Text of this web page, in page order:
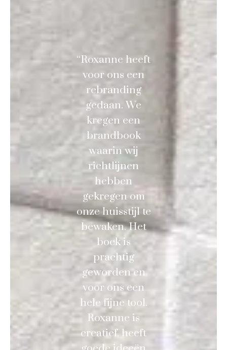
“Roxanne heeft
voor ons een
rebranding
gedaan. We
kregen een
brandbook
waarin wij
richtlijnen
hebben
gekregen om
onze huisstijl te
bewaken. Het
boek is
prachtig
geworden en
voor ons een
hele fijne tool.
Roxanne is
creatief, heeft